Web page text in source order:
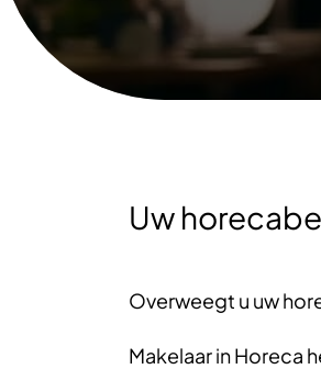
Uw
Overweegt u uw
Makelaar in Horeca